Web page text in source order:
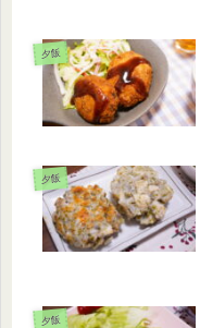
夕飯
夕飯
夕飯